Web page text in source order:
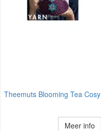
Theemuts Blooming Tea Cosy
Meer info